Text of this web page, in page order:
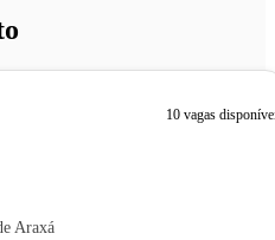
10 vagas
Araxá